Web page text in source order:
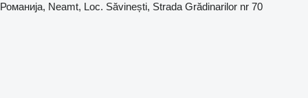
Романија, Neamt, Loc. Săvinești, Strada Grădinarilor nr 70